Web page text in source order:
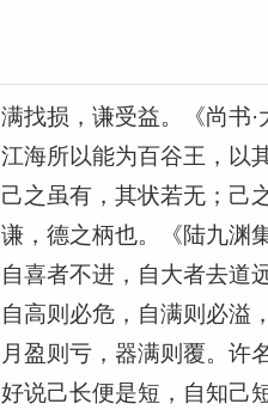
满找损，谦受益。《尚书·
江海所以能为百谷王，以
己之虽有，其状若无；己
谦，德之柄也。《陆九渊
自喜者不进，自大者去道
自高则必危，自满则必溢
月盈则亏，器满则覆。许
好说己长便是短，自知己